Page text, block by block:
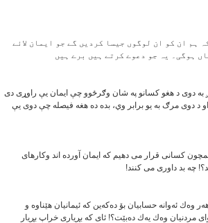
ہم ان کو ان لوگوں جیسا کردیں گے جو ایمان لائے
ہوگی۔ یہ جو دعوے کرتے ہیں برے ہیں
دوى د هغو كسانو په شان وګرځوو چې ایمان يې راوړى دى
د دوى مرګ به یو برابر وي، بده ده هغه فیصله چې دوى يې
کسانی قرار می دهیم که ایمان آورده اند وکارهای
چه بد داوری می کنند!
هه‌ر وه‌ك ئه‌وانه حسابیان بۆ ده‌که‌ین که ئیمانیان هێناوه و
مردنیان وه‌ك یه‌ك ده‌بێت؟! ئای که بڕیاری خراپ بڕیار